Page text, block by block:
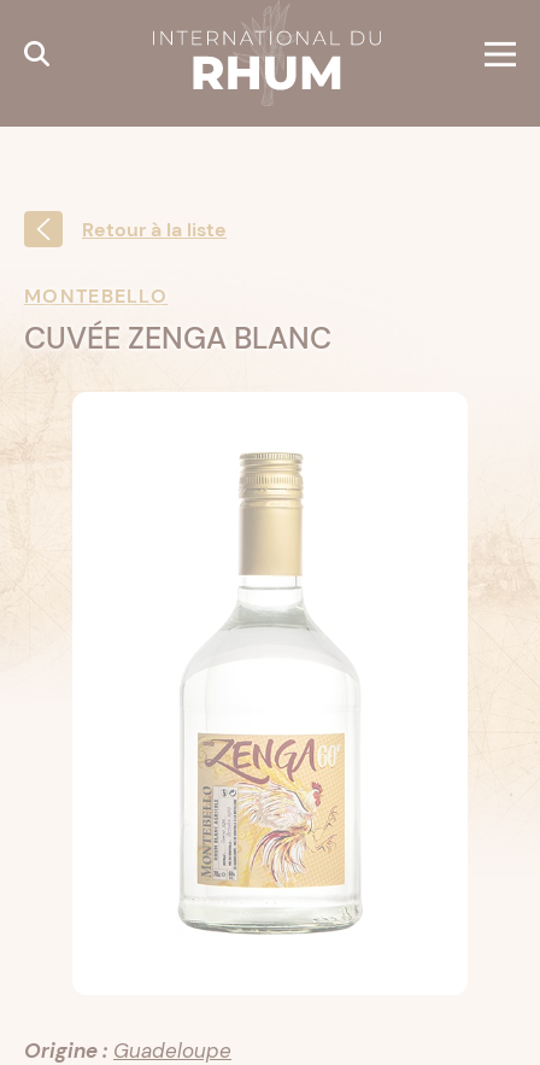
Retour à la liste
MONTEBELLO
CUVÉE ZENGA BLANC
Origine : Guadeloupe
Cookies management panel